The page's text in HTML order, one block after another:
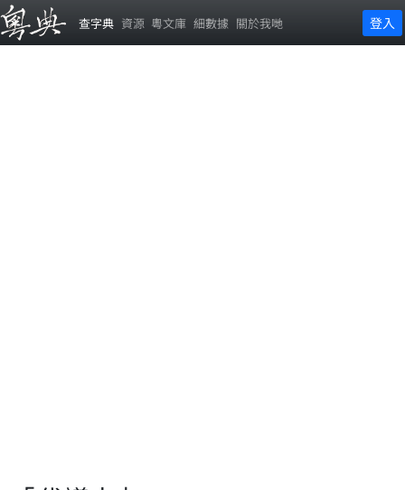
查字典 資源 粵文庫 細數據 關於我哋 登入